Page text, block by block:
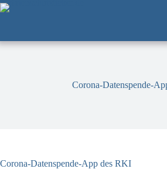
Zum
Inhalt
Corona-Datenspende-
Corona-Datenspende-App des RKI